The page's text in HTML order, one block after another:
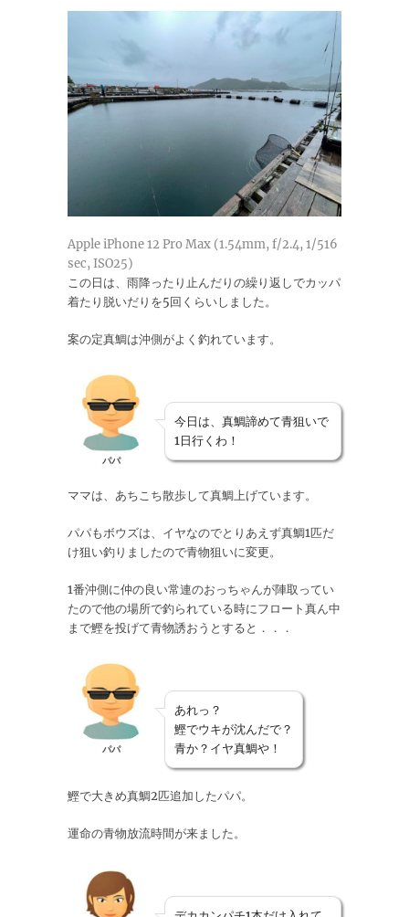
Apple iPhone 12 Pro Max (1.54mm, f/2.4, 1/516
sec, ISO25)
この日は、雨降ったり止んだりの繰り返しでカッパ
着たり脱いだりを5回くらいしました。
案の定真鯛は沖側がよく釣れています。
パパ
今日は、真鯛諦めて青狙いで
1日行くわ！
ママは、あちこち散歩して真鯛上げています。
パパもボウズは、イヤなのでとりあえず真鯛1匹だ
け狙い釣りましたので青物狙いに変更。
1番沖側に仲の良い常連のおっちゃんが陣取ってい
たので他の場所で釣られている時にフロート真ん中
まで鰹を投げて青物誘おうとすると．．．
パパ
あれっ？
鰹でウキが沈んだで？
青か？イヤ真鯛や！
鰹で大きめ真鯛2匹追加したパパ。
運命の青物放流時間が来ました。